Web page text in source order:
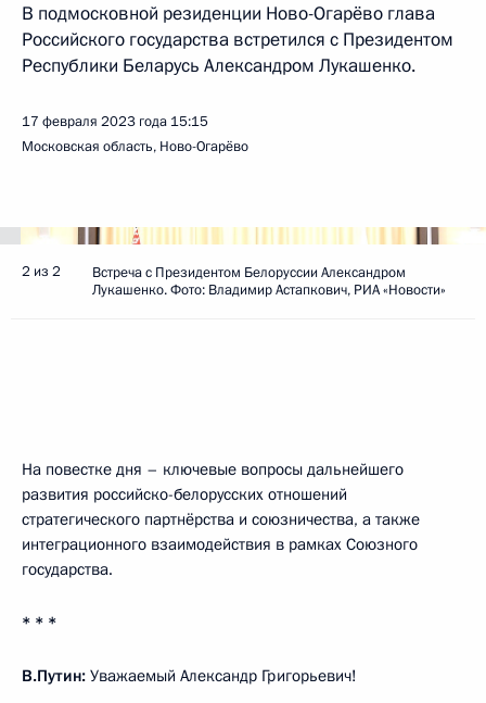
В подмосковной резиденции Ново-Огарёво глава
Российского государства встретился с Президентом
Республики Беларусь Александром Лукашенко.
17 февраля 2023 года 15:15
Московская область, Ново-Огарёво
2 из 2
Встреча с Президентом Белоруссии Александром
Лукашенко. Фото: Владимир Астапкович, РИА «Новости»
На повестке дня – ключевые вопросы дальнейшего
развития российско-белорусских отношений
стратегического партнёрства и союзничества, а также
интеграционного взаимодействия в рамках Союзного
государства.
* * *
В.Путин: Уважаемый Александр Григорьевич!